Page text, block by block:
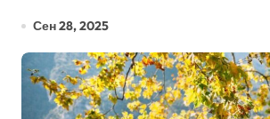
Сен 28, 2025